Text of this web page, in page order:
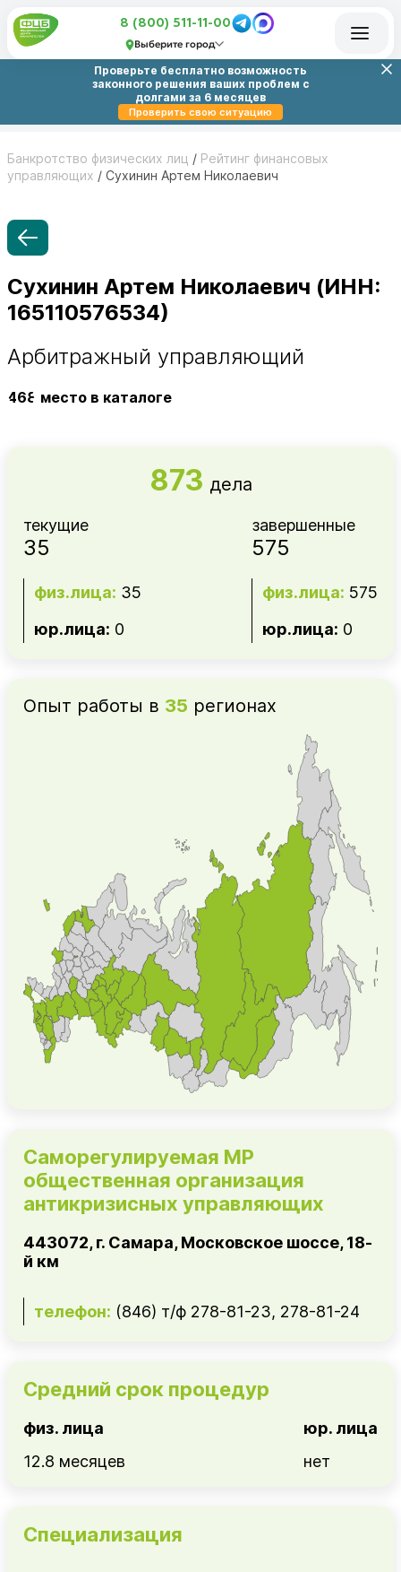
8 (800) 511-11-00
Выберите город
Проверьте бесплатно возможность
законного решения ваших проблем с
долгами за 6 месяцев
Проверить свою ситуацию
Банкротство физических лиц / Рейтинг финансовых
управляющих / Сухинин Артем Николаевич
Сухинин Артем Николаевич (ИНН:
165110576534)
Арбитражный управляющий
468 место в каталоге
873 дела
текущие
35
физ.лица: 35
юр.лица: 0
завершенные
575
физ.лица: 575
юр.лица: 0
Опыт работы в 35 регионах
Саморегулируемая МР
общественная организация
антикризисных управляющих
443072, г. Самара, Московское шоссе, 18-
й км
телефон: (846) т/ф 278-81-23, 278-81-24
Средний срок процедур
физ. лица
12.8 месяцев
юр. лица
нет
Специализация